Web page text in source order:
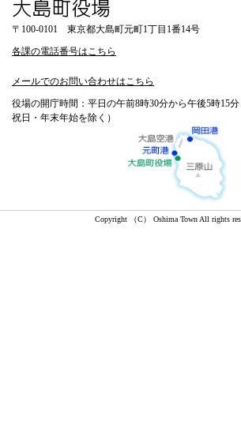
〒100-0101 東京都大島町元町1丁目1番14号
各課の電話番号はこちら
メールでのお問い合わせはこちら
役場の開庁時間：平日の午前8時30分から午後5時15
祝日・年末年始を除く）
Copyright （C） Oshima Town All rights